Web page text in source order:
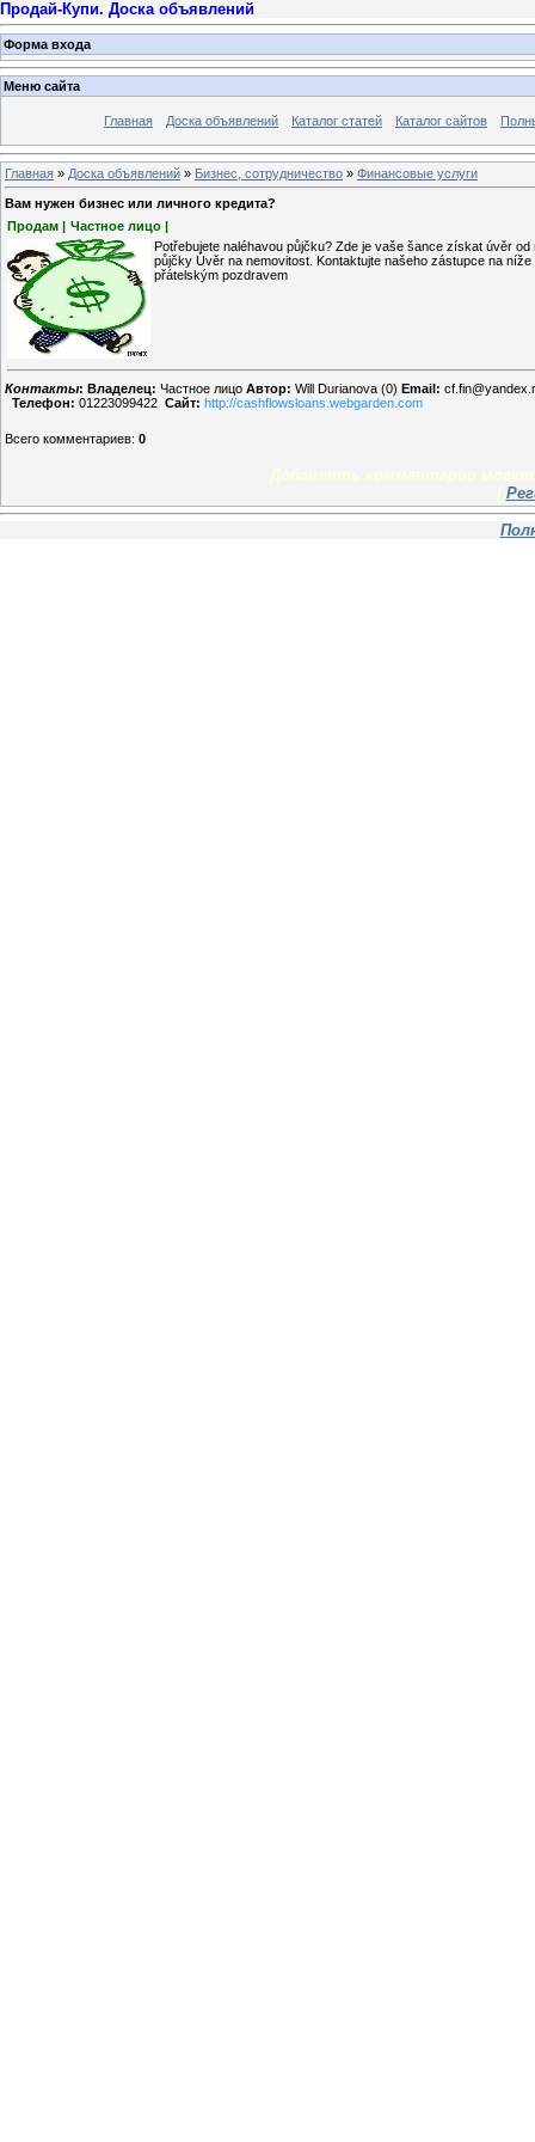
Продай-Купи. Доска объявлений
Форма входа
Меню сайта
Главная Доска объявлений Каталог статей Каталог сайтов
Главная » Доска объявлений » Бизнес, сотрудничество » Финансовые услуги
Вам нужен бизнес или личного кредита?
Продам | Частное лицо |
Potřebujete naléhavou půjčku? Zde je vaše šance získat úvěr
půjčky Úvěr na nemovitost. Kontaktujte našeho zástupce na
přátelským pozdravem
Контакты: Владелец: Частное лицо Автор: Will Durianova (0) Email:
Телефон: 01223099422 Сайт: http://cashflowsloans.webgarden.com
Всего комментариев: 0